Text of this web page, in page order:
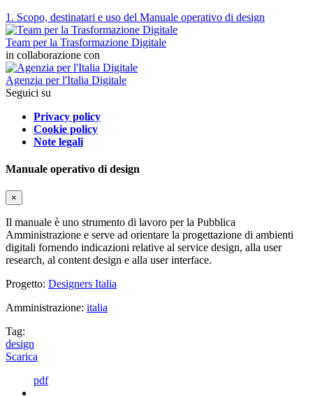
1. Scopo, destinatari e uso del Manuale operativo di design
Team per la Trasformazione Digitale
in collaborazione con
Agenzia per l'Italia Digitale
Seguici su
Privacy policy
Cookie policy
Note legali
Manuale operativo di design
×
Il manuale è uno strumento di lavoro per la Pubblica
Amministrazione e serve ad orientare la progettazione di ambienti
digitali fornendo indicazioni relative al service design, alla user
research, al content design e alla user interface.
Progetto: Designers Italia
Amministrazione: italia
Tag:
design
Scarica
pdf